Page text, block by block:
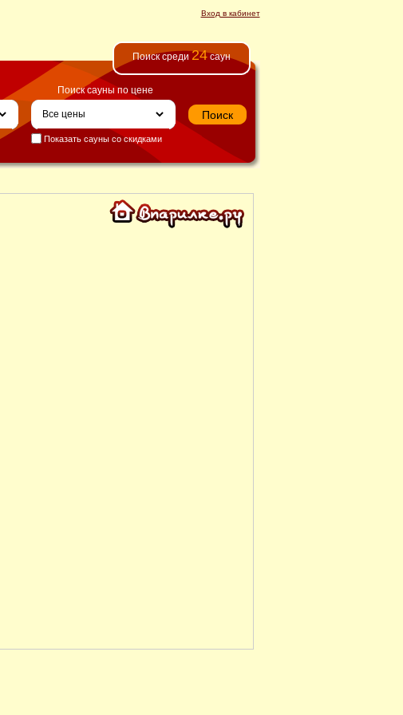
Вход в кабинет
Поиск среди 24саун
Поиск сауны по цене
Показать сауны со скидками